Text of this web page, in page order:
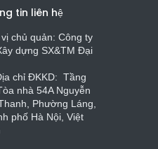
tin liên hệ
chủ quản: Công ty
dựng SX&TM Đại
chỉ ĐKKD: Tầng
nhà 54A Nguyễn
Phường Láng,
phố Hà Nội, Việt